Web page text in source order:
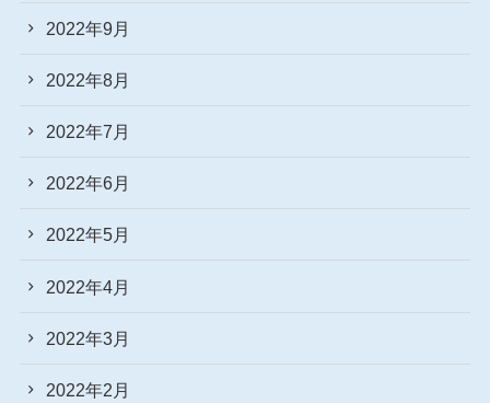
2022年9月
2022年8月
2022年7月
2022年6月
2022年5月
2022年4月
2022年3月
2022年2月